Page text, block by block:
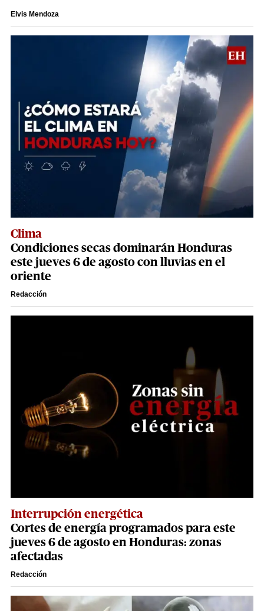
Elvis Mendoza
Clima
Condiciones secas dominarán Honduras
este jueves 6 de agosto con lluvias en el
oriente
Redacción
Interrupción energética
Cortes de energía programados para este
jueves 6 de agosto en Honduras: zonas
afectadas
Redacción